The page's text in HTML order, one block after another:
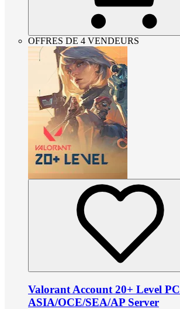
OFFRES DE 4 VENDEURS
Valorant Account 20+ Level PC
ASIA/OCE/SEA/AP Server